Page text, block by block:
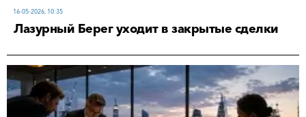
16-05-2026, 10:35
Лазурный Берег уходит в закрытые сделки